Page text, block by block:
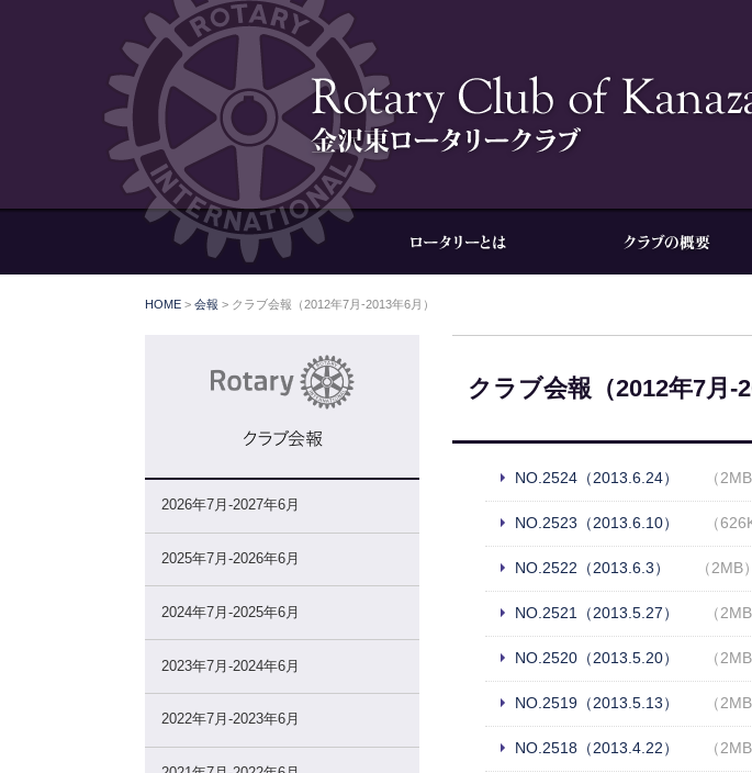
HOME > 会報 > クラブ会報（2012年7月-2013年6月）
クラブ会報（2012年7月-
NO.2524（2013.6.24） （2MB
NO.2523（2013.6.10） （
NO.2522（2013.6.3） （2MB）
NO.2521（2013.5.27） （2MB
NO.2520（2013.5.20） （2MB
NO.2519（2013.5.13） （2MB
NO.2518（2013.4.22） （2MB
2026年7月-2027年6月
2025年7月-2026年6月
2024年7月-2025年6月
2023年7月-2024年6月
2022年7月-2023年6月